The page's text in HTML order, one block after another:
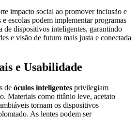
impacto social ao promover inclusão e
escolas podem implementar programas
de dispositivos inteligentes, garantindo
e visão de futuro mais justa e conectada
e Usabilidade
de óculos inteligentes privilegiam
Materiais como titânio leve, acetato
tornam os dispositivos
As lentes podem ser